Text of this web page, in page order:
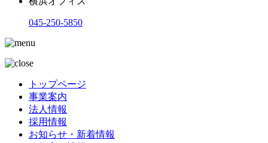
045-250-5850
トップページ
事業案内
法人情報
採用情報
お知らせ・新着情報